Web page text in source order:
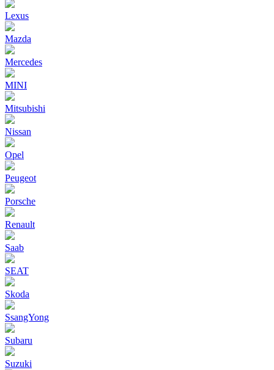
Lexus
Mazda
Mercedes
MINI
Mitsubishi
Nissan
Opel
Peugeot
Porsche
Renault
Saab
SEAT
Skoda
SsangYong
Subaru
Suzuki